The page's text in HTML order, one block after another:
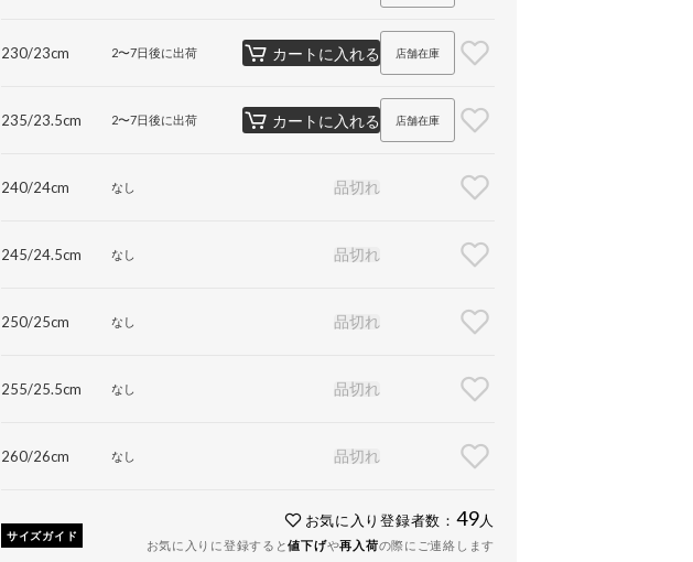
230/23cm 2〜7日後に出荷 カートに入れる 店舗在庫
235/23.5cm 2〜7日後に出荷 カートに入れる 店舗在庫
240/24cm なし 品切れ
245/24.5cm なし 品切れ
250/25cm なし 品切れ
255/25.5cm なし 品切れ
260/26cm なし 品切れ
サイズガイド
お気に入り登録者数： 49 人
お気に入りに登録すると値下げや再入荷の際にご連絡します